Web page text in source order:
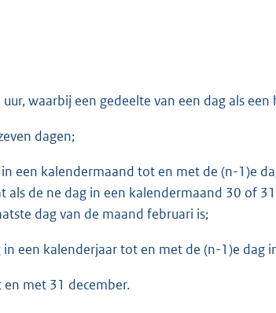
waarbij een gedeelte van een dag als
dagen;
een kalendermaand tot en met de (n-1)e
de ne dag in een kalendermaand 30 of
dag van de maand februari is;
een kalenderjaar tot en met de (n-1)e dag
met 31 december.